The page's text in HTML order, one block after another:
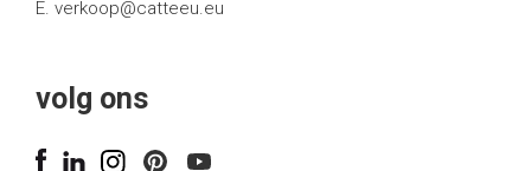
E. verkoop@catteeu.eu
volg ons